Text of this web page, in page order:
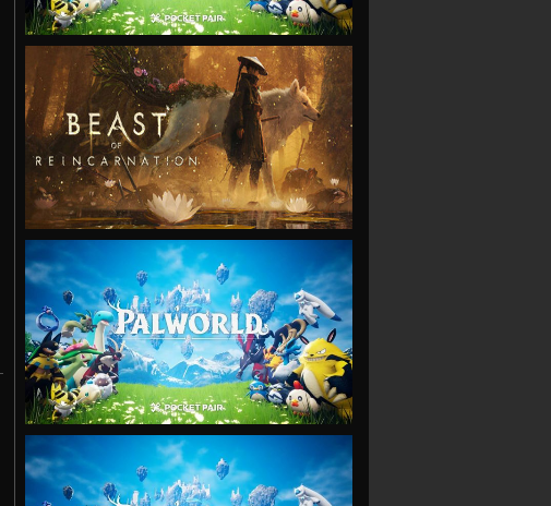
VIEW
VIEW